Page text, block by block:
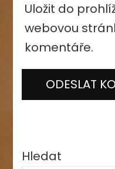
Uložit do
webovou
komentáře.
Hledat